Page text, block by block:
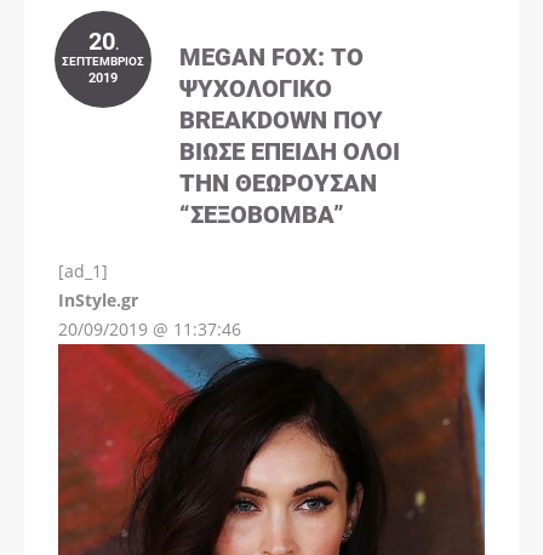
20.
ΣΕΠΤΈΜΒΡΙΟΣ
2019
MEGAN FOX: ΤΟ
ΨΥΧΟΛΟΓΙΚΌ
BREAKDOWN ΠΟΥ
ΒΊΩΣΕ ΕΠΕΙΔΉ ΌΛΟΙ
ΤΗΝ ΘΕΩΡΟΎΣΑΝ
“ΣΕΞΟΒΌΜΒΑ”
[ad_1]
InStyle.gr
20/09/2019 @ 11:37:46